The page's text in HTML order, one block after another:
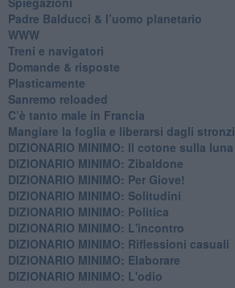
Padre Balducci & l’uomo planetario
WWW
​Treni e navigatori
​Domande & risposte
​Plasticamente
Sanremo reloaded
C’è tanto male in Francia
​Mangiare la foglia e liberarsi dagli stronzi
DIZIONARIO MINIMO: Il cotone sulla luna
DIZIONARIO MINIMO: Zibaldone
DIZIONARIO MINIMO: Per Giove!
DIZIONARIO MINIMO: Solitudini
DIZIONARIO MINIMO: Politica
DIZIONARIO MINIMO: L'incontro
DIZIONARIO MINIMO: Riflessioni casuali
DIZIONARIO MINIMO: Elaborare
DIZIONARIO MINIMO: L'odio